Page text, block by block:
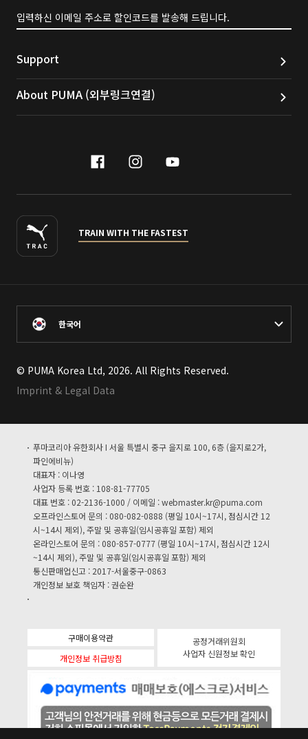
입력하신 이메일 주소로 할인코드를 발송해 드립니다.
Support
About PUMA (외부링크연결)
facebook
instagram
youtube
TRAIN WITH THE FASTEST
한국어
© PUMA Korea Ltd, 2026. All Rights Reserved.
Imprint & Legal Data
푸마코리아 유한회사 I 서울 특별시 중구 을지로 100, 6층 (을지로2가,
파인에비뉴)
대표자 : 이나영
사업자 등록 번호 : 108-81-77705
대표 번호 : 02-2136-1000 / 이메일 :webmaster.kr@puma.com
오프라인스토어 문의 : 080-082-0888 (평일 10시~17시, 점심시간 12
시~14시 제외), 주말 및 공휴일(임시공휴일 포함) 제외
온라인스토어 문의 : 080-857-0777 (평일 10시~17시, 점심시간 12시
~14시 제외), 주말 및 공휴일(임시공휴일 포함) 제외
통신판매업신고 : 2017-서울중구-0863
개인정보 보호 책임자 : 권순완
구매이용약관
개인정보 취급방침
공정거래위원회
사업자 신원정보 확인